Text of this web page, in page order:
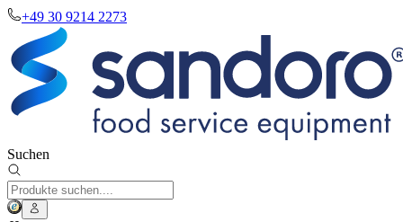
+49 30 9214 2273
Suchen